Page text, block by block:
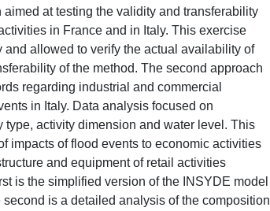
at testing the validity and transferability
in France and in Italy. This exercise
allowed to verify the actual availability of
of the method. The second approach
regarding industrial and commercial
in Italy. Data analysis focused on
activity dimension and water level. This
impacts of flood events to economic activities
and equipment of retail activities
is the simplified version of the INSYDE model
is a detailed analysis of the composition